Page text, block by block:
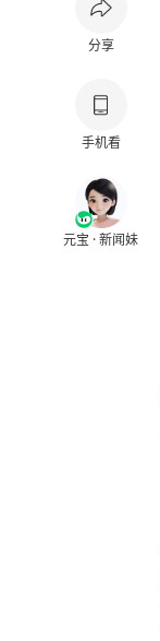
分享
手机看
元宝 · 新闻妹